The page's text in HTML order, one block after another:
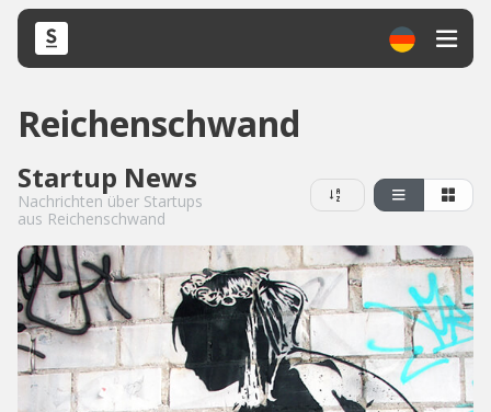
Reichenschwand
Startup News
Nachrichten über Startups
aus Reichenschwand